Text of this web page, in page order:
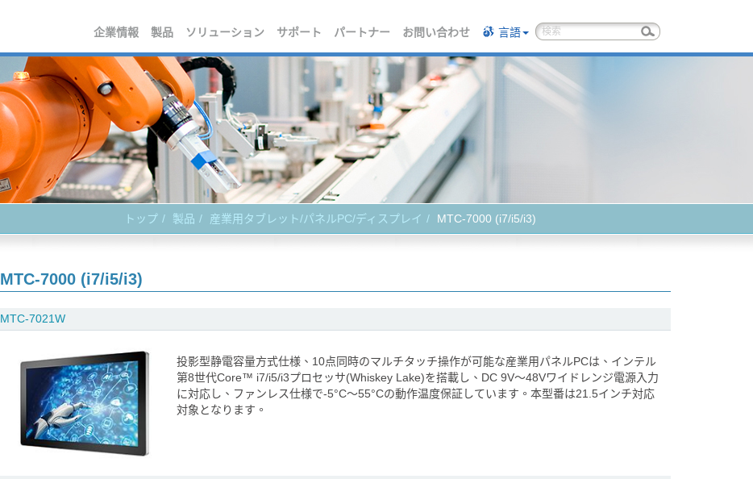
企業情報 製品 ソリューション サポート パートナー お問い合わせ 言語
トップ 製品 産業用タブレット/パネルPC/ディスプレイ MTC-7000 (i7/i5/i3)
MTC-7000 (i7/i5/i3)
MTC-7021W
投影型静電容量方式仕様、10点同時のマルチタッチ操作が可能な産業用パネルPCは、インテル
第8世代Core™ i7/i5/i3プロセッサ(Whiskey Lake)を搭載し、DC 9V～48Vワイドレンジ電源入力
に対応し、ファンレス仕様で-5°C～55°Cの動作温度保証しています。本型番は21.5インチ対応
対象となります。